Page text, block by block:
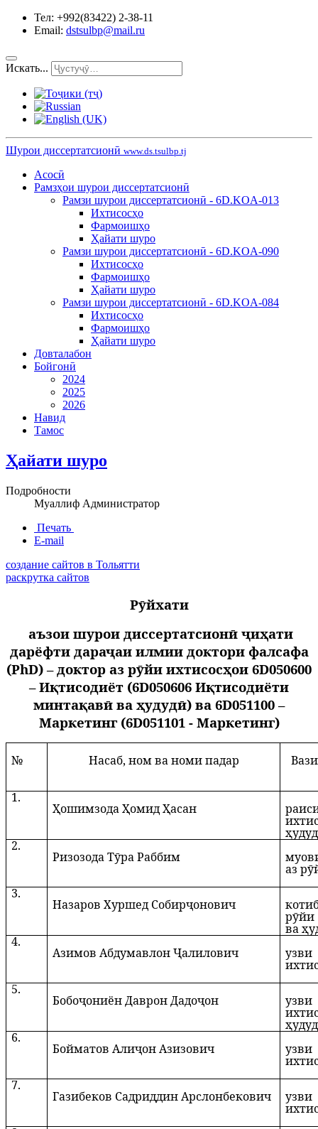
Тел: +992(83422) 2-38-11
Email: dstsulbp@mail.ru
Искать...
Шурои диссертатсионӣ www.ds.tsulbp.tj
Асосӣ
Рамзҳои шурои диссертатсионӣ
Рамзи шурои диссертатсионӣ - 6D.KOA-013
Ихтисосҳо
Фармоишҳо
Ҳайати шуро
Рамзи шурои диссертатсионӣ - 6D.KOA-090
Ихтисосҳо
Фармоишҳо
Ҳайати шуро
Рамзи шурои диссертатсионӣ - 6D.KOA-084
Ихтисосҳо
Фармоишҳо
Ҳайати шуро
Довталабон
Бойгонӣ
2024
2025
2026
Навид
Тамос
Ҳайати шуро
Подробности
Муаллиф Администратор
Печать
E-mail
создание сайтов в Тольятти
раскрутка сайтов
Рӯйхати
аъзои шурои диссертатсионӣ ҷиҳати
дарёфти дараҷаи илмии доктори фалсафа
(PhD) – доктор аз рӯйи ихтисосҳои 6D050600
– Иқтисодиёт (6D050606 Иқтисодиёти
минтақавӣ ва ҳудудӣ) ва 6D051100 –
Маркетинг (6D051101 - Маркетинг)
№ Насаб, ном ва номи падар
1.
Ҳошимзода Ҳомид Ҳасан
2.
Ризозода Тӯра Раббим
аз
3.
Назаров Хуршед Собирҷонович
рӯйи
ва
4.
Азимов Абдумавлон Ҷалилович
5.
Бобоҷониён Даврон Дадоҷон
6.
Бойматов Алиҷон Азизович
7.
Газибеков Садриддин Арслонбекович